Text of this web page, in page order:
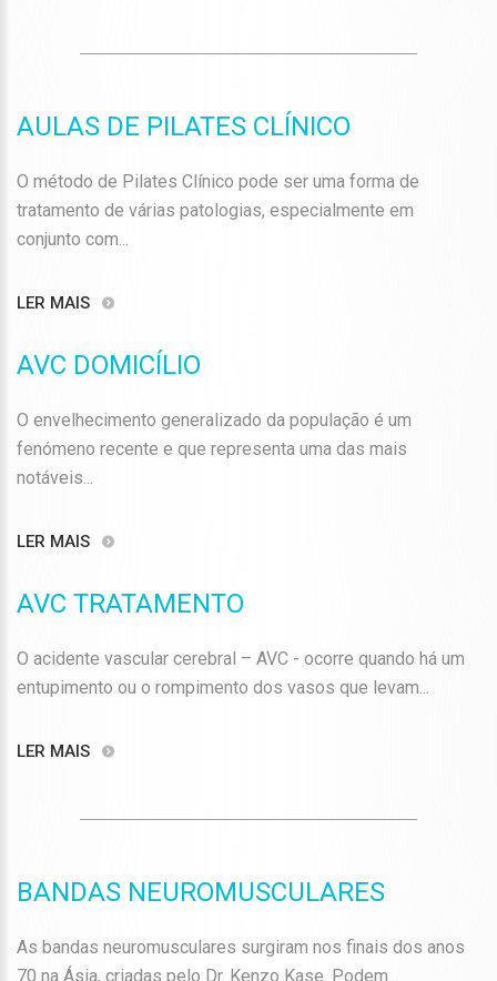
AULAS DE PILATES CLÍNICO
O método de Pilates Clínico pode ser uma forma de
tratamento de várias patologias, especialmente em
conjunto com...
LER MAIS
AVC DOMICÍLIO
O envelhecimento generalizado da população é um
fenómeno recente e que representa uma das mais
notáveis...
LER MAIS
AVC TRATAMENTO
O acidente vascular cerebral – AVC - ocorre quando há um
entupimento ou o rompimento dos vasos que levam...
LER MAIS
BANDAS NEUROMUSCULARES
As bandas neuromusculares surgiram nos finais dos anos
70 na Ásia, criadas pelo Dr. Kenzo Kase. Podem...